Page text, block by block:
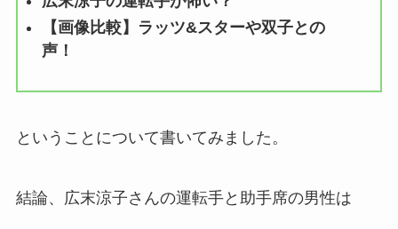
【画像比較】ラッツ&スターや双子との
声！
ということについて書いてみました。
結論、広末涼子さんの運転手と助手席の男性は